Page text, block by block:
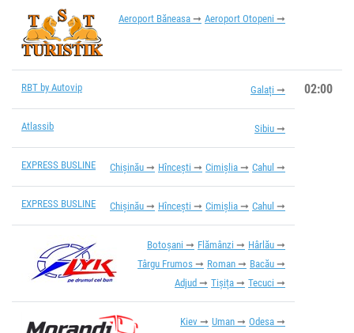
Aeroport Băneasa Aeroport Otopeni
RBT by Autovip Galați 02:00
Atlassib Sibiu
EXPRESS BUSLINE Chișinău Hîncești Cimișlia Cahul
EXPRESS BUSLINE Chișinău Hîncești Cimișlia Cahul
Botoșani Flămânzi
Hârlău
Târgu Frumos
Roman
Bacău
Adjud
Tișița Tecuci
Kiev Uman
Odesa